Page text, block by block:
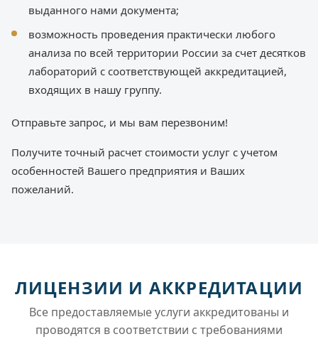
выданного нами документа;
возможность проведения практически любого
анализа по всей территории России за счет десятков
лабораторий с соответствующей аккредитацией,
входящих в нашу группу.
Отправьте запрос, и мы вам перезвоним!
Получите точный расчет стоимости услуг с учетом
особенностей Вашего предприятия и Ваших
пожеланий.
ЛИЦЕНЗИИ И АККРЕДИТАЦИИ
Все предоставляемые услуги аккредитованы и
проводятся в соответствии с требованиями